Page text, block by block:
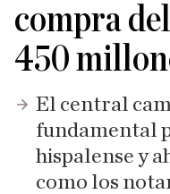
compra
450
El central
fundamental
hispalense y
como los